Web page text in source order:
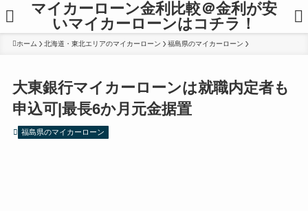
マイカーローン金利比較＠金利が安
いマイカーローンはコチラ！
ホーム 北海道・東北エリアのマイカーローン 福島県のマイカーローン
大東銀行マイカーローンは就職内定者も
申込可|最長6か月元金据置
福島県のマイカーローン